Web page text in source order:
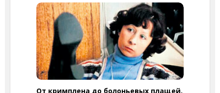
От кримплена до болоньевых плащей.